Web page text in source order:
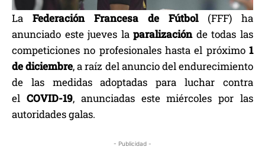
La Federación Francesa de Fútbol (FFF) ha
anunciado este jueves laparalización de todas las
competiciones no profesionales hasta el próximo 1
de diciembre, a raíz del anuncio del endurecimiento
de las medidas adoptadas para luchar contra
el COVID-19, anunciadas este miércoles por las
autoridades galas.
- Publicidad -